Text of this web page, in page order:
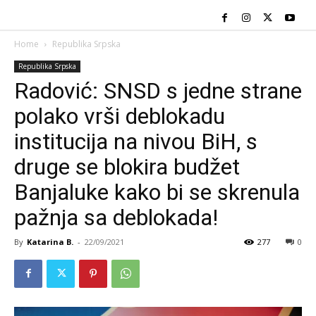
Home Republika Srpska
Republika Srpska
Radović: SNSD s jedne strane
polako vrši deblokadu
institucija na nivou BiH, s
druge se blokira budžet
Banjaluke kako bi se skrenula
pažnja sa deblokada!
By Katarina B. - 22/09/2021 0
277